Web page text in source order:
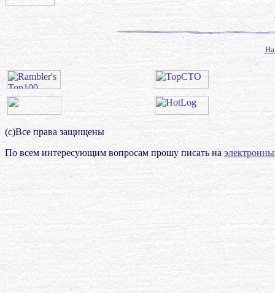
(с)Все права защищены
По всем интересующим вопросам прошу писать на